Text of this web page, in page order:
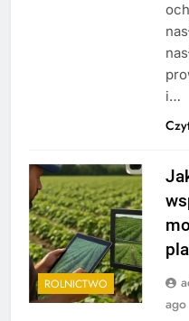
i…
ROLNICTWO
ago